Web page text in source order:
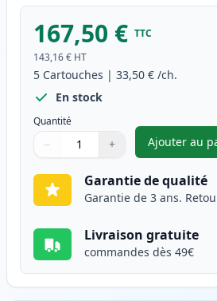
167,50 € TTC
143,16 € HT
5 Cartouches | 33,50 € /ch.
En stock
Quantité
Quantité
Utilisez les boutons pour ajuster
− +
Quantité
Ajouter au
,
Garantie de qualité
Garantie de 3 ans.
Livraison gratuite
commandes dès 49€